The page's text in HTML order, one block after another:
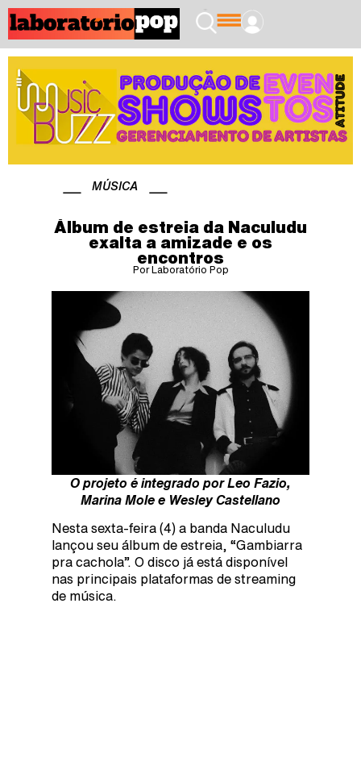
MÚSICA
Álbum de estreia da Naculudu
exalta a amizade e os
encontros
Por Laboratório Pop
O projeto é integrado por Leo Fazio,
Marina Mole e Wesley Castellano
Nesta sexta-feira (4) a banda Naculudu
lançou seu álbum de estreia, “Gambiarra
pra cachola”. O disco já está disponível
nas principais plataformas de streaming
de música.